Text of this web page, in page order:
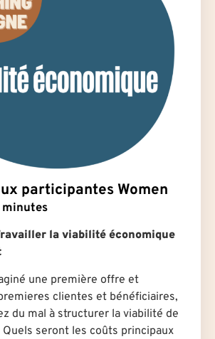
participantes Women
minutes
la viabilité économique
une première offre et
client·es et bénéficiaires,
du mal à structurer la viabilité de
seront les coûts principaux